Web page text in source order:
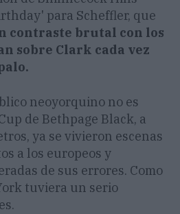
para Scheffler, que
contraste brutal con los
sobre Clark cada vez
neoyorquino no es
de Bethpage Black, a
ya se vivieron escenas
a los europeos y
de sus errores. Como
tuviera un serio